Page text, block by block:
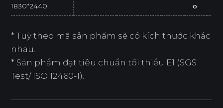
1830*2440 o
* Tuỳ theo mã sản phẩm sẽ có kích thước khác
nhau.
* Sản phẩm đạt tiêu chuẩn tối thiểu E1 (SGS
Test/ ISO 12460-1).